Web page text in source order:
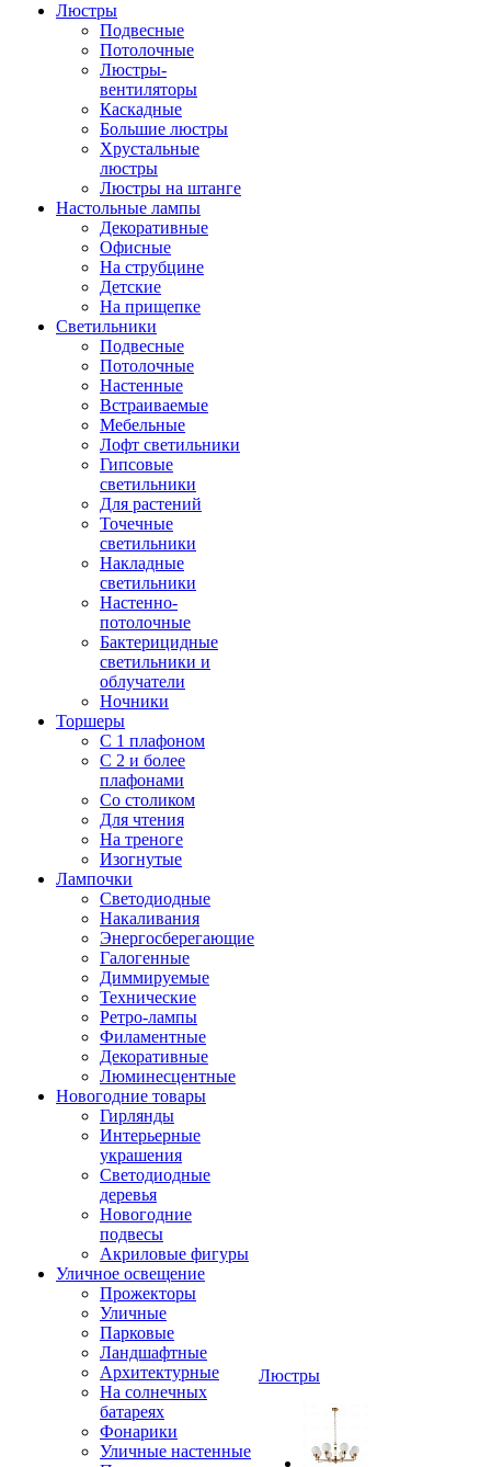
Люстры
Подвесные
Потолочные
Люстры-
вентиляторы
Каскадные
Большие люстры
Хрустальные
люстры
Люстры на штанге
Настольные лампы
Декоративные
Офисные
На струбцине
Детские
На прищепке
Светильники
Подвесные
Потолочные
Настенные
Встраиваемые
Мебельные
Лофт светильники
Гипсовые
светильники
Для растений
Точечные
светильники
Накладные
светильники
Настенно-
потолочные
Бактерицидные
светильники и
облучатели
Ночники
Торшеры
С 1 плафоном
С 2 и более
плафонами
Со столиком
Для чтения
На треноге
Изогнутые
Лампочки
Светодиодные
Накаливания
Энергосберегающие
Галогенные
Диммируемые
Технические
Ретро-лампы
Филаментные
Декоративные
Люминесцентные
Новогодние товары
Гирлянды
Интерьерные
украшения
Светодиодные
деревья
Новогодние
подвесы
Акриловые фигуры
Уличное освещение
Прожекторы
Уличные
Парковые
Ландшафтные
Архитектурные
На солнечных
батареях
Фонарики
Уличные настенные
Люстры